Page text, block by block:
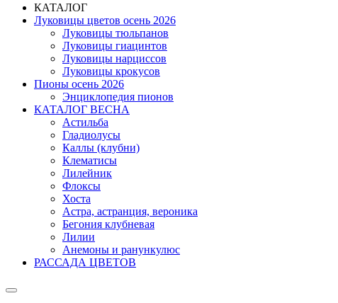
КАТАЛОГ
Луковицы цветов осень 2026
Луковицы тюльпанов
Луковицы гиацинтов
Луковицы нарциссов
Луковицы крокусов
Пионы осень 2026
Энциклопедия пионов
КАТАЛОГ ВЕСНА
Астильба
Гладиолусы
Каллы (клубни)
Клематисы
Лилейник
Флоксы
Хоста
Астра, астранция, вероника
Бегония клубневая
Лилии
Анемоны и ранункулюс
РАССАДА ЦВЕТОВ